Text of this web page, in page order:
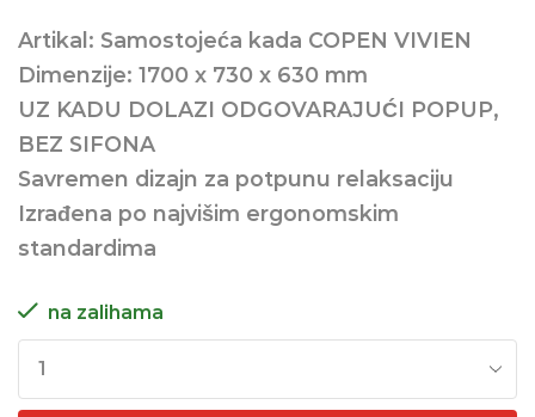
Artikal: Samostojeća kada COPEN VIVIEN
Dimenzije: 1700 x 730 x 630 mm
UZ KADU DOLAZI ODGOVARAJUĆI POPUP,
BEZ SIFONA
Savremen dizajn za potpunu relaksaciju
Izrađena po najvišim ergonomskim
standardima
na zalihama